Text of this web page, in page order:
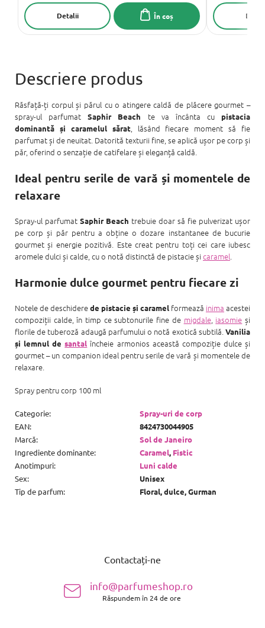
În coș
Detalii
Răsfață-ți corpul și părul cu o atingere caldă de plăcere gourmet –
spray-ul parfumatSaphir Beach te va încânta cu
pistacia
dominantă și caramelul sărat, lăsând fiecare moment să fie
parfumat și de neuitat. Datorită texturii fine, se aplică ușor pe corp și
păr, oferind o senzație de catifelare și eleganță caldă.
Ideal pentru serile de vară și momentele de
relaxare
Spray-ul parfumat Saphir Beach trebuie doar să fie pulverizat ușor
pe corp și păr pentru a obține o dozare instantanee de bucurie
gourmet și energie pozitivă. Este creat pentru toți cei care iubesc
aromele dulci și calde, cu o notă distinctă de pistacie și caramel
Harmonie dulce gourmet pentru fiecare zi
Notele de deschiderede pistacie și caramel formează inima acestei
compoziții calde, în timp ce subtonurile fine de migdale, iasomie și
florile de tuberoză adaugă parfumului o notă exotică subtilă. Vanilia
și lemnul desantal încheie armonios această compoziție dulce și
gourmet – un companion ideal pentru serile de vară și momentele de
relaxare.
Spray pentru corp 100 ml
Categorie:
Spray-uri de corp
EAN:
8424730044905
Marcă:
Sol de Janeiro
Ingrediente dominante: Caramel, Fistic
Anotimpuri:
Luni calde
Sex:
Unisex
Tip de parfum: Floral, dulce, Gurman
Contactați-ne
info@parfumeshop.ro
Răspundem în 24 de ore